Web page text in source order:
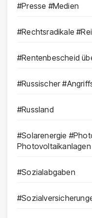
#Presse #Medien
#Rechtsradikale
#Rentenbescheid
#Russischer
#Russland
#Solarenergie
Photovoltaikanlagen
#Sozialabgaben